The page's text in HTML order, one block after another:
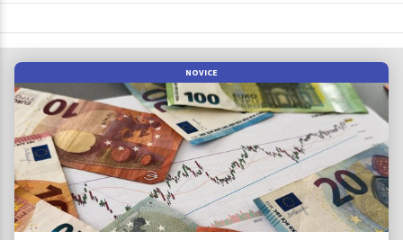
NOVICE